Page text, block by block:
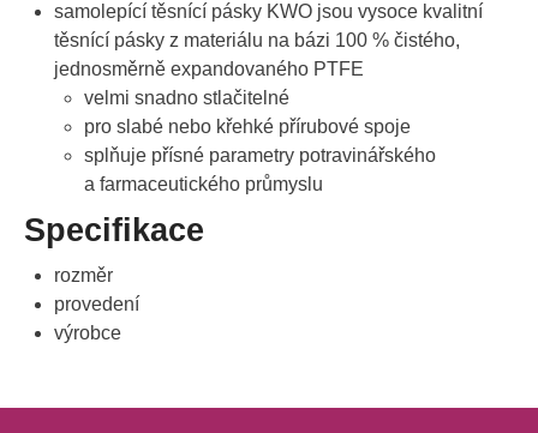
samolepící těsnící pásky KWO jsou vysoce kvalitní
těsnící pásky z materiálu na bázi 100 % čistého,
jednosměrně expandovaného PTFE
velmi snadno stlačitelné
pro slabé nebo křehké přírubové spoje
splňuje přísné parametry potravinářského
a farmaceutického průmyslu
Specifikace
rozměr
provedení
výrobce